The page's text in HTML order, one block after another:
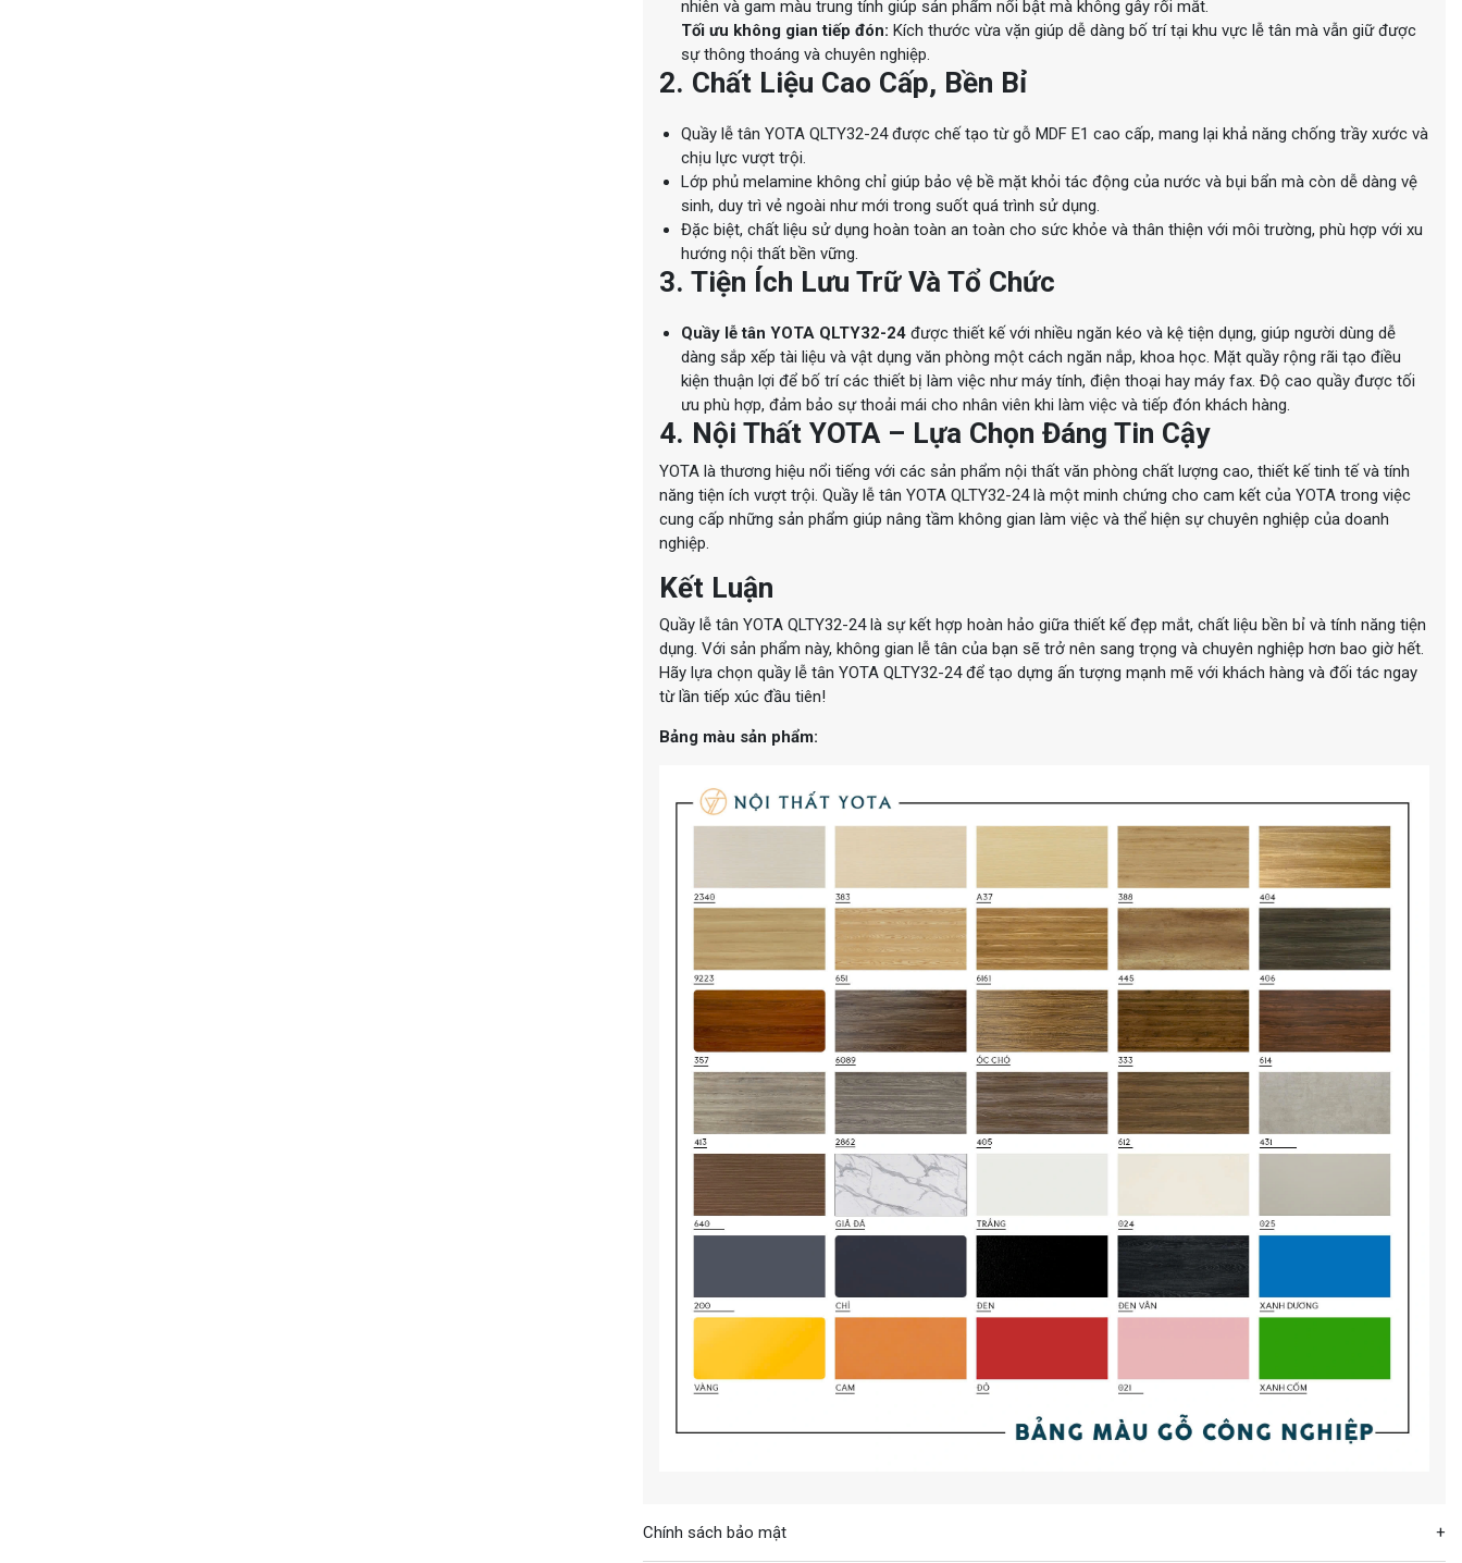
nhiên và gam màu trung tính giúp sản phẩm nổi bật mà không gây rối mắt.
Tối ưu không gian tiếp đón: Kích thước vừa vặn giúp dễ dàng bố trí tại khu vực lễ tân mà vẫn giữ được
sự thông thoáng và chuyên nghiệp.
2. Chất Liệu Cao Cấp, Bền Bỉ
Quầy lễ tân YOTA QLTY32-24 được chế tạo từ gỗ MDF E1 cao cấp, mang lại khả năng chống trầy xước và
chịu lực vượt trội.
Lớp phủ melamine không chỉ giúp bảo vệ bề mặt khỏi tác động của nước và bụi bẩn mà còn dễ dàng vệ
sinh, duy trì vẻ ngoài như mới trong suốt quá trình sử dụng.
Đặc biệt, chất liệu sử dụng hoàn toàn an toàn cho sức khỏe và thân thiện với môi trường, phù hợp với xu
hướng nội thất bền vững.
3. Tiện Ích Lưu Trữ Và Tổ Chức
Quầy lễ tân YOTA QLTY32-24 được thiết kế với nhiều ngăn kéo và kệ tiện dụng, giúp người dùng dễ
dàng sắp xếp tài liệu và vật dụng văn phòng một cách ngăn nắp, khoa học. Mặt quầy rộng rãi tạo điều
kiện thuận lợi để bố trí các thiết bị làm việc như máy tính, điện thoại hay máy fax. Độ cao quầy được tối
ưu phù hợp, đảm bảo sự thoải mái cho nhân viên khi làm việc và tiếp đón khách hàng.
4. Nội Thất YOTA – Lựa Chọn Đáng Tin Cậy
YOTA là thương hiệu nổi tiếng với các sản phẩm nội thất văn phòng chất lượng cao, thiết kế tinh tế và tính
năng tiện ích vượt trội. Quầy lễ tân YOTA QLTY32-24 là một minh chứng cho cam kết của YOTA trong việc
cung cấp những sản phẩm giúp nâng tầm không gian làm việc và thể hiện sự chuyên nghiệp của doanh
nghiệp.
Kết Luận
Quầy lễ tân YOTA QLTY32-24 là sự kết hợp hoàn hảo giữa thiết kế đẹp mắt, chất liệu bền bỉ và tính năng tiện
dụng. Với sản phẩm này, không gian lễ tân của bạn sẽ trở nên sang trọng và chuyên nghiệp hơn bao giờ hết.
Hãy lựa chọn quầy lễ tân YOTA QLTY32-24 để tạo dựng ấn tượng mạnh mẽ với khách hàng và đối tác ngay
từ lần tiếp xúc đầu tiên!
Bảng màu sản phẩm:
Chính sách bảo mật